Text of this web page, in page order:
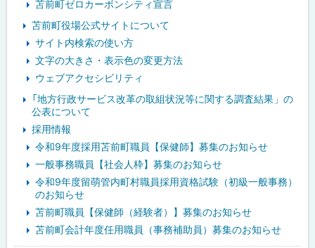
苫前町ゼロカーボンシティ宣言
苫前町役場公式サイトについて
サイト内検索の使い方
文字の大きさ・表示色の変更方法
ウェブアクセシビリティ
「地方行政サービス改革の取組状況等に関する調査結果」の
公表について
採用情報
令和9年度採用苫前町職員【保健師】募集のお知らせ
一般事務職員【社会人枠】募集のお知らせ
令和9年度留萌管内町村職員採用資格試験（初級一般事務）
のお知らせ
苫前町職員【保健師（経験者）】募集のお知らせ
苫前町会計年度任用職員（事務補助員）募集のお知らせ